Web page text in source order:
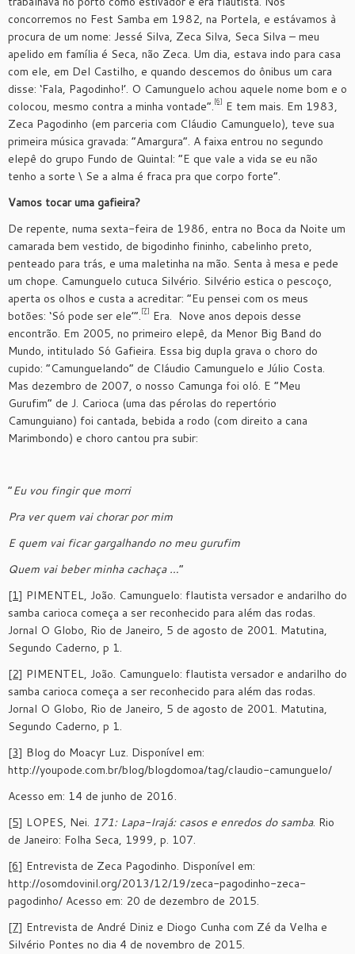
concorremos no Fest Samba em 1982, na Portela, e estávamos à
procura de um nome: Jessé Silva, Zeca Silva, Seca Silva – meu
apelido em família é Seca, não Zeca. Um dia, estava indo para casa
com ele, em Del Castilho, e quando descemos do ônibus um cara
disse: ‘Fala, Pagodinho!’. O Camunguelo achou aquele nome bom e o
colocou, mesmo contra a minha vontade”.[6] E tem mais. Em 1983,
Zeca Pagodinho (em parceria com Cláudio Camunguelo), teve sua
primeira música gravada: “Amargura”. A faixa entrou no segundo
elepê do grupo Fundo de Quintal: “E que vale a vida se eu não
tenho a sorte \ Se a alma é fraca pra que corpo forte”.
Vamos tocar uma gafieira?
De repente, numa sexta-feira de 1986, entra no Boca da Noite um
camarada bem vestido, de bigodinho fininho, cabelinho preto,
penteado para trás, e uma maletinha na mão. Senta à mesa e pede
um chope. Camunguelo cutuca Silvério. Silvério estica o pescoço,
aperta os olhos e custa a acreditar: “Eu pensei com os meus
botões: ‘Só pode ser ele’”.[7] Era. Nove anos depois desse
encontrão. Em 2005, no primeiro elepê, da Menor Big Band do
Mundo, intitulado Só Gafieira. Essa big dupla grava o choro do
cupido: “Camunguelando” de Cláudio Camunguelo e Júlio Costa.
Mas dezembro de 2007, o nosso Camunga foi oló. E “Meu
Gurufim” de J. Carioca (uma das pérolas do repertório
Camunguiano) foi cantada, bebida a rodo (com direito a cana
Marimbondo) e choro cantou pra subir:
“Eu vou fingir que morri
Pra ver quem vai chorar por mim
E quem vai ficar gargalhando no meu gurufim
Quem vai beber minha cachaça …”
[1] PIMENTEL, João. Camunguelo: flautista versador e andarilho do
samba carioca começa a ser reconhecido para além das rodas.
Jornal O Globo, Rio de Janeiro, 5 de agosto de 2001. Matutina,
Segundo Caderno, p 1.
[2] PIMENTEL, João. Camunguelo: flautista versador e andarilho do
samba carioca começa a ser reconhecido para além das rodas.
Jornal O Globo, Rio de Janeiro, 5 de agosto de 2001. Matutina,
Segundo Caderno, p 1.
[3] Blog do Moacyr Luz. Disponível em:
http://youpode.com.br/blog/blogdomoa/tag/claudio-camunguelo/
Acesso em: 14 de junho de 2016.
[5] LOPES, Nei. 171: Lapa-Irajá: casos e enredos do samba. Rio
de Janeiro: Folha Seca, 1999, p. 107.
[6] Entrevista de Zeca Pagodinho. Disponível em:
http://osomdovinil.org/2013/12/19/zeca-pagodinho-zeca-
pagodinho/ Acesso em: 20 de dezembro de 2015.
[7] Entrevista de André Diniz e Diogo Cunha com Zé da Velha e
Silvério Pontes no dia 4 de novembro de 2015.